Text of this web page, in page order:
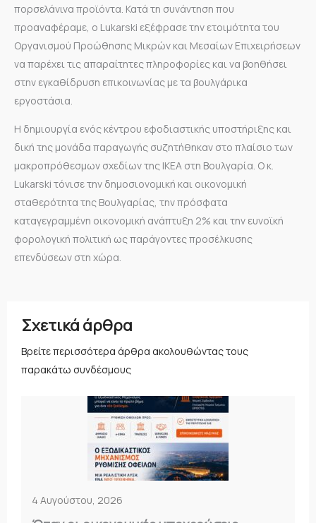
πορσελάνινα προϊόντα. Κατά τη συνάντηση που
προαναφέραμε, ο Lukarski εξέφρασε την ετοιμότητα του
Οργανισμού Προώθησης Μικρών και Μεσαίων Επιχειρήσεων
να παρέχει τις απαραίτητες πληροφορίες και να βοηθήσει
στην εγκαθίδρυση επικοινωνίας με τα βουλγάρικα
εργοστάσια.
Η δημιουργία ενός κέντρου εφοδιαστικής υποστήριξης και
δική της μονάδα παραγωγής συζητήθηκαν στο πλαίσιο των
μακροπρόθεσμων σχεδίων της ΙΚΕΑ στη Βουλγαρία. Ο κ.
Lukarski τόνισε την δημοσιονομική και οικονομική
σταθερότητα της Βουλγαρίας, την πρόσφατα
καταγεγραμμένη οικονομική ανάπτυξη 2% και την ευνοϊκή
φορολογική πολιτική ως παράγοντες προσέλκυσης
επενδύσεων στη χώρα.
Σχετικά άρθρα
Βρείτε περισσότερα άρθρα ακολουθώντας τους
παρακάτω συνδέσμους
4 Αυγούστου, 2026